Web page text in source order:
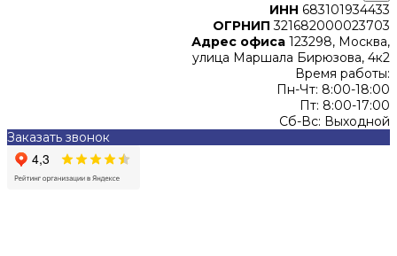
ИНН 683101934433
ОГРНИП 321682000023703
Адрес офиса 123298, Москва,
улица Маршала Бирюзова, 4к2
Время работы:
Пн-Чт: 8:00-18:00
Пт: 8:00-17:00
Сб-Вс: Выходной
Заказать звонок